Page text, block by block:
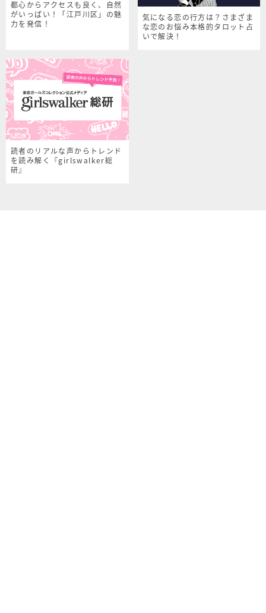
都心からアクセスも良く、自然
がいっぱい！「江戸川区」の魅
力を発信！
気になる恋の行方は？さまざま
な恋のお悩み本格的タロット占
いで解決！
読者のリアルな声からトレンド
を読み解く『girlswalker総
研』